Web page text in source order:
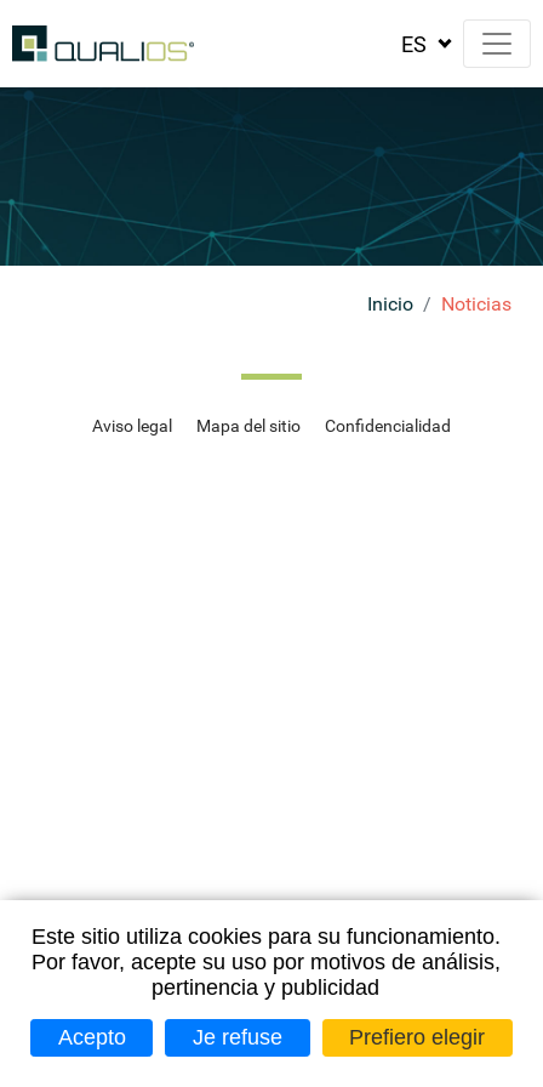
Inicio Noticias
Aviso legal Mapa del sitio Confidencialidad
Este sitio utiliza cookies para su funcionamiento.
Por favor, acepte su uso por motivos de análisis,
pertinencia y publicidad
Acepto Je refuse Prefiero elegir